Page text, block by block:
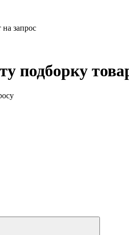
запрос
подборку